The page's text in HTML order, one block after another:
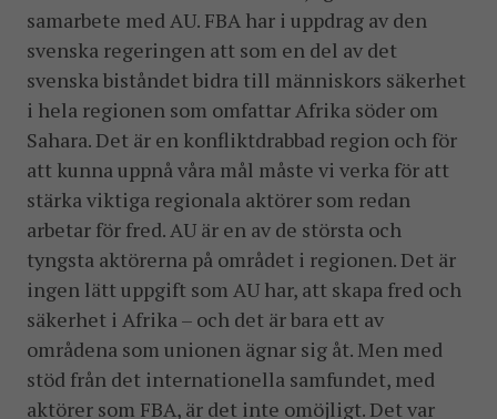
samarbete med AU. FBA har i uppdrag av den
svenska regeringen att som en del av det
svenska biståndet bidra till människors säkerhet
i hela regionen som omfattar Afrika söder om
Sahara. Det är en konfliktdrabbad region och för
att kunna uppnå våra mål måste vi verka för att
stärka viktiga regionala aktörer som redan
arbetar för fred. AU är en av de största och
tyngsta aktörerna på området i regionen. Det är
ingen lätt uppgift som AU har, att skapa fred och
säkerhet i Afrika – och det är bara ett av
områdena som unionen ägnar sig åt. Men med
stöd från det internationella samfundet, med
aktörer som FBA, är det inte omöjligt. Det var